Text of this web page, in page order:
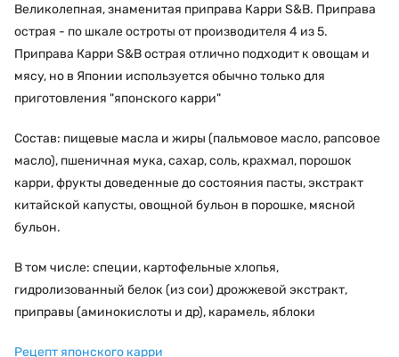
Великолепная, знаменитая приправа Карри S&B. Приправа
острая - по шкале остроты от производителя 4 из 5.
Приправа Карри S&B острая отлично подходит к овощам и
мясу, но в Японии используется обычно только для
приготовления "японского карри"
Состав: пищевые масла и жиры (пальмовое масло, рапсовое
масло), пшеничная мука, сахар, соль, крахмал, порошок
карри, фрукты доведенные до состояния пасты, экстракт
китайской капусты, овощной бульон в порошке, мясной
бульон.
В том числе: специи, картофельные хлопья,
гидролизованный белок (из сои) дрожжевой экстракт,
приправы (аминокислоты и др), карамель, яблоки
Рецепт японского карри